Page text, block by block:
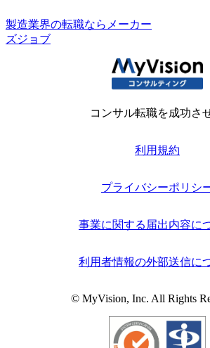
製造業界の転職ならメーカー
ズジョブ
コンサル転職を成功さ
利用規約
プライバシーポリシ
事業に関する届出内容に
利用者情報の外部送信に
© MyVision, Inc. All Rights